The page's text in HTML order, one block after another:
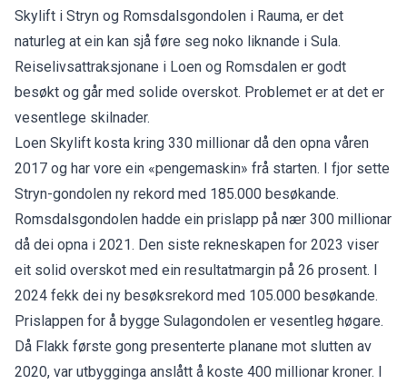
Skylift i Stryn og Romsdalsgondolen i Rauma, er det
naturleg at ein kan sjå føre seg noko liknande i Sula.
Reiselivsattraksjonane i Loen og Romsdalen er godt
besøkt og går med solide overskot. Problemet er at det er
vesentlege skilnader.
Loen Skylift kosta kring 330 millionar då den opna våren
2017 og har vore ein «pengemaskin» frå starten. I fjor sette
Stryn-gondolen ny rekord med 185.000 besøkande.
Romsdalsgondolen hadde ein prislapp på nær 300 millionar
då dei opna i 2021. Den siste rekneskapen for 2023 viser
eit solid overskot med ein resultatmargin på 26 prosent. I
2024 fekk dei ny besøksrekord med 105.000 besøkande.
Prislappen for å bygge Sulagondolen er vesentleg høgare.
Då Flakk første gong presenterte planane mot slutten av
2020, var utbygginga anslått å koste 400 millionar kroner. I